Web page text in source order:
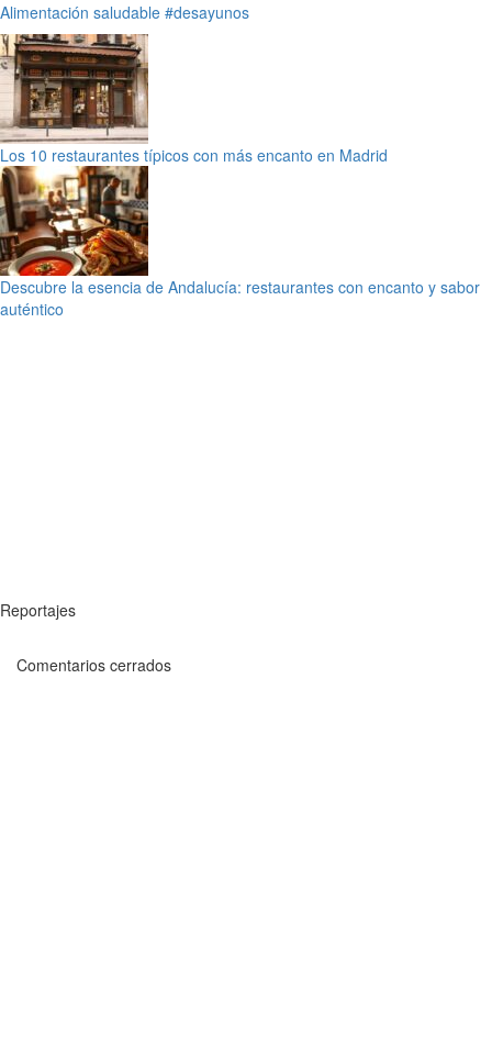
Alimentación saludable #desayunos
Los 10 restaurantes típicos con más encanto en Madrid
Descubre la esencia de Andalucía: restaurantes con encanto y sabor
auténtico
Reportajes
Comentarios cerrados